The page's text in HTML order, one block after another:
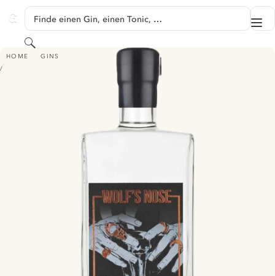
GINVENTORY
Finde einen Gin, einen Tonic, …
Suchen
HOME GINS
WOLF'S NOSE LONDON DRY GIN - MOONSHINE KID